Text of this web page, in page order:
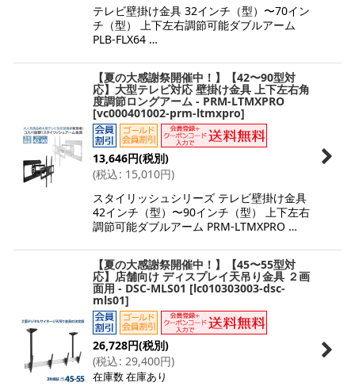
テレビ壁掛け金具 32インチ（型）〜70イン
チ（型） 上下左右調節可能ダブルアーム
PLB-FLX64 …
【夏の大感謝祭開催中！】【42〜90型対
応】大型テレビ対応 壁掛け金具 上下左右角
度調節ロングアーム - PRM-LTMXPRO
[vc000401002-prm-ltmxpro]
13,646円(税別)
(税込: 15,010円)
スタイリッシュシリーズ テレビ壁掛け金具
42インチ（型）〜90インチ（型） 上下左右
調節可能ダブルアーム PRM-LTMXPRO …
【夏の大感謝祭開催中！】【45〜55型対
応】店舗向け ディスプレイ天吊り金具 ２画
面用 - DSC-MLS01 [lc010303003-dsc-
mls01]
26,728円(税別)
(税込: 29,400円)
在庫数 在庫あり